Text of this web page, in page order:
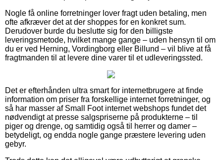
Nogle få online forretninger lover fragt uden betaling, men
ofte afkræver det at der shoppes for en konkret sum.
Derudover burde du beslutte sig for den billigste
leveringsmetode, hvilket mange gange – uden hensyn til om
du er ved Herning, Vordingborg eller Billund – vil blive at få
fragtmanden til at levere dine varer til et udleveringssted.
Det er efterhånden ultra smart for internetbrugere at finde
information om priser fra forskellige internet forretninger, og
så har masser af Small Foot internet webshops fundet det
nødvendigt at presse salgspriserne på produkterne – til
piger og drenge, og samtidig også til herrer og damer –
betydeligt, og endda nogle gange præstere levering uden
gebyr.